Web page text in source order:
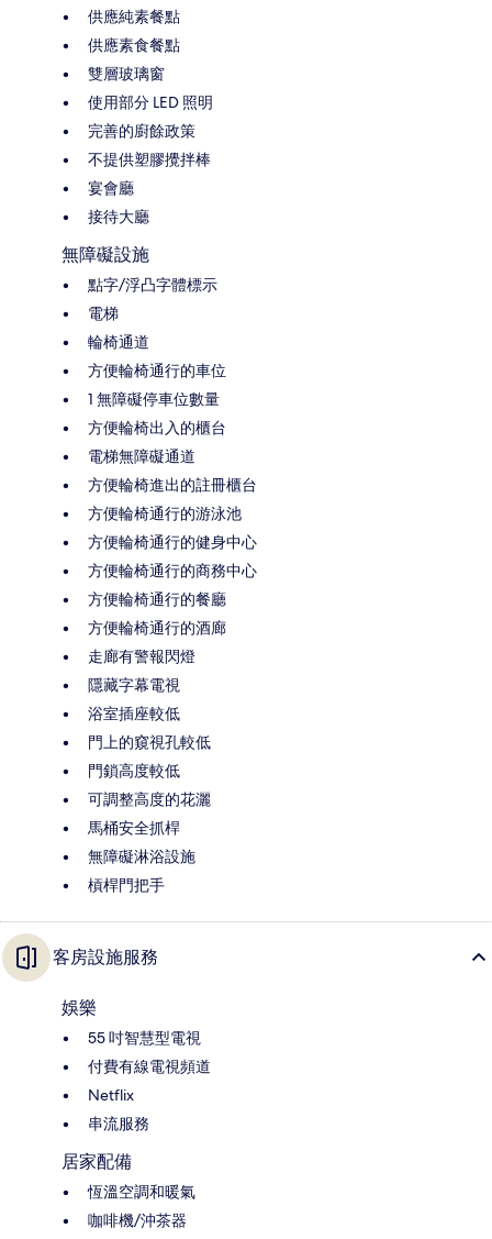
供應純素餐點
供應素食餐點
雙層玻璃窗
使用部分 LED 照明
完善的廚餘政策
不提供塑膠攪拌棒
宴會廳
接待大廳
無障礙設施
點字/浮凸字體標示
電梯
輪椅通道
方便輪椅通行的車位
1 無障礙停車位數量
方便輪椅出入的櫃台
電梯無障礙通道
方便輪椅進出的註冊櫃台
方便輪椅通行的游泳池
方便輪椅通行的健身中心
方便輪椅通行的商務中心
方便輪椅通行的餐廳
方便輪椅通行的酒廊
走廊有警報閃燈
隱藏字幕電視
浴室插座較低
門上的窺視孔較低
門鎖高度較低
可調整高度的花灑
馬桶安全抓桿
無障礙淋浴設施
槓桿門把手
客房設施服務
娛樂
55 吋智慧型電視
付費有線電視頻道
Netflix
串流服務
居家配備
恆溫空調和暖氣
咖啡機/沖茶器